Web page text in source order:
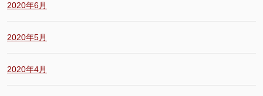
2020年6月
2020年5月
2020年4月